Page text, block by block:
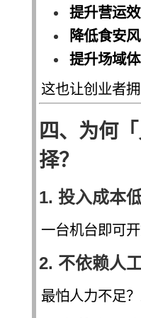
提升营运
降低食安
提升场域
这也让创业者
四、为何
择？
1. 投入成本
一台机台即可
2. 不依赖人
最怕人力不足